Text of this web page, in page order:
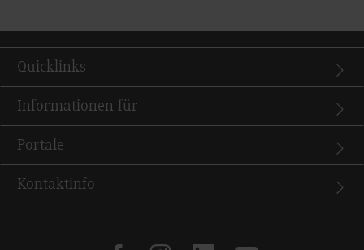
Quicklinks
Informationen für
Portale
Kontaktinfo